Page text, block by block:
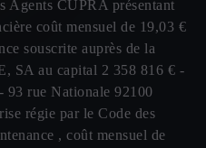
Agents CUPRA présentant
coût mensuel de 19,03 €
souscrite auprès de la
SA au capital 2 358 816 € -
93 rue Nationale 92100
régie par le Code des
, coût mensuel de